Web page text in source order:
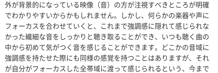
外が背景的になっている映像（音）の方が注視すべきところが明確
でわかりやすいからかもしれません。しかし、何らかの楽器や声に
フォーカスを合わせていくと、これまで強調感に隠れて感じられな
かった繊細な音をしっかりと聴き取ることができ、いつも聴く曲の
中から初めて気がつく音を感じることができます。どこかの音域に
強調感を持たせた際にも同様の感覚を持つことはありますが、それ
が自分がフォーカスした全帯域に渡って感じられるという、今まで